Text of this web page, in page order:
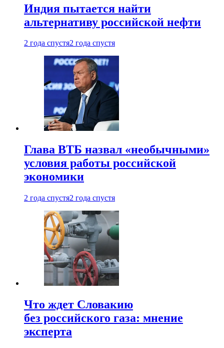
Индия пытается найти
альтернативу российской нефти
2 года спустя2 года спустя
Глава ВТБ назвал «необычными»
условия работы российской
экономики
2 года спустя2 года спустя
Что ждет Словакию
без российского газа: мнение
эксперта